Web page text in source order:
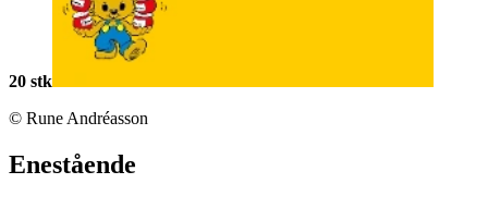
20 stk
© Rune Andréasson
Enestående